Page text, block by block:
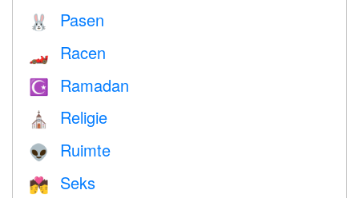
🐰 Pasen
🏎 Racen
☪️ Ramadan
⛪️ Religie
👽 Ruimte
💏 Seks